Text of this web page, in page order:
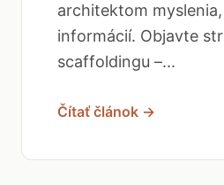
architektom
informácií. Objavte
scaffoldingu –...
Čítať článok →